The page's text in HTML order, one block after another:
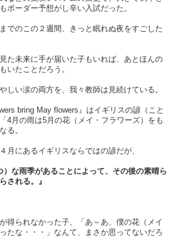
ボーダー予想がし辛い入試だった。
でのこの２週間、きっと眠れぬ夜をすごした
た未来に手が届いた子もいれば、あとほんの
いたことだろう。
しい涙の両方を、我々教師は見続けている。
bring May flowers』はイギリスの諺（こと
4月の雨は5月の花（メイ・フラワーズ）をも
る。
月にあるイギリスならではの諺だが、
）な雨季があることによって、その後の素晴ら
される。』
得られなかった子、「あ～あ、僕の花（メイ
たな・・・」なんて、まさか思ってないだろ